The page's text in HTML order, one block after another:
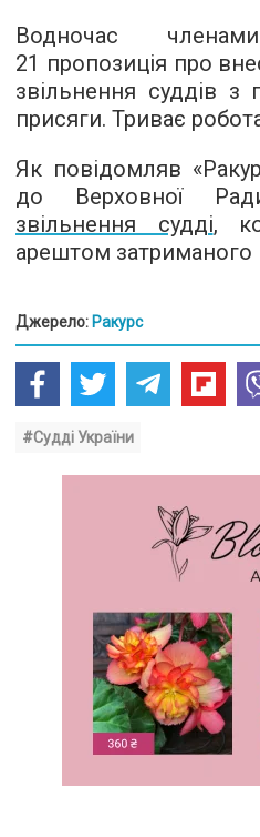
Водночас
21 пропозиція про
звільнення суддів
присяги. Триває
Як повідомляв
до Верховної
звільнення судді,
арештом затриманого
Джерело: Ракурс
#Судді України